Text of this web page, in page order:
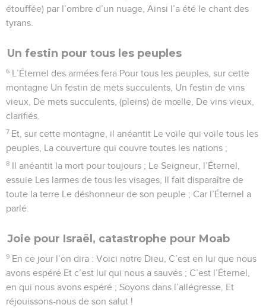
étouffée) par l’ombre d’un nuage, Ainsi l’a été le chant des
tyrans.
Un festin pour tous les peuples
6 L’Éternel des armées fera Pour tous les peuples, sur cette
montagne Un festin de mets succulents, Un festin de vins
vieux, De mets succulents, (pleins) de mœlle, De vins vieux,
clarifiés.
7 Et, sur cette montagne, il anéantit Le voile qui voile tous les
peuples, La couverture qui couvre toutes les nations ;
8 Il anéantit la mort pour toujours ; Le Seigneur, l’Éternel,
essuie Les larmes de tous les visages, Il fait disparaître de
toute la terre Le déshonneur de son peuple ; Car l’Éternel a
parlé.
Joie pour Israël, catastrophe pour Moab
9 En ce jour l’on dira : Voici notre Dieu, C’est en lui que nous
avons espéré Et c’est lui qui nous a sauvés ; C’est l’Éternel,
en qui nous avons espéré ; Soyons dans l’allégresse, Et
réjouissons-nous de son salut !